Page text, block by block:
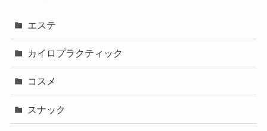
エステ
カイロプラクティック
コスメ
スナック